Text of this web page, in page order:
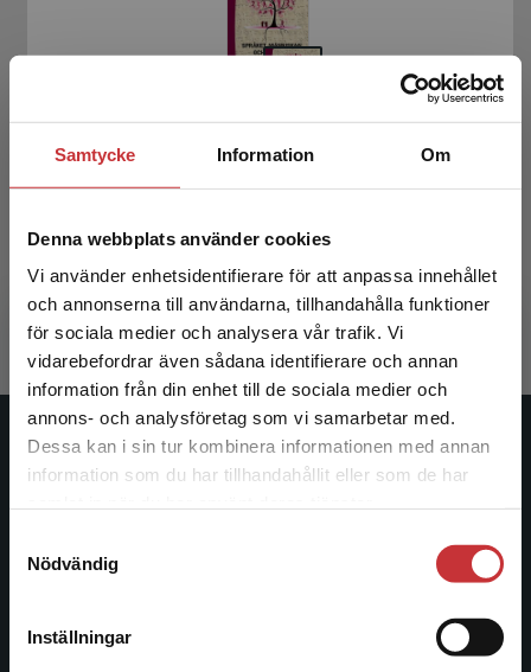
Samtycke Information Om
Denna webbplats använder cookies
Vi använder enhetsidentifierare för att anpassa innehållet
och annonserna till användarna, tillhandahålla funktioner
för sociala medier och analysera vår trafik. Vi
vidarebefordrar även sådana identifierare och annan
information från din enhet till de sociala medier och
annons- och analysföretag som vi samarbetar med.
Dessa kan i sin tur kombinera informationen med annan
information som du har tillhandahållit eller som de har
Nödvändig
Inställningar
Begränsad fraktregion
Det verkar som att du besöker
studentlitteratur.se via en enhet utanför Sverige.
Vi erbjuder inte leveranser utanför Sverige. För
att kunna slutföra ett köp måste
Språket, människan och världen Elevpaket -
Tryckt + Digital elevlicens 36 mån
Johansson, Victoria m.fl.
378 krinkl. moms
Exkl. moms: 357 kr
Studentlitteratur
Studentlitteratur grundades 1963 och är idag Sveriges
facklitteratur, utbildningar och digitala